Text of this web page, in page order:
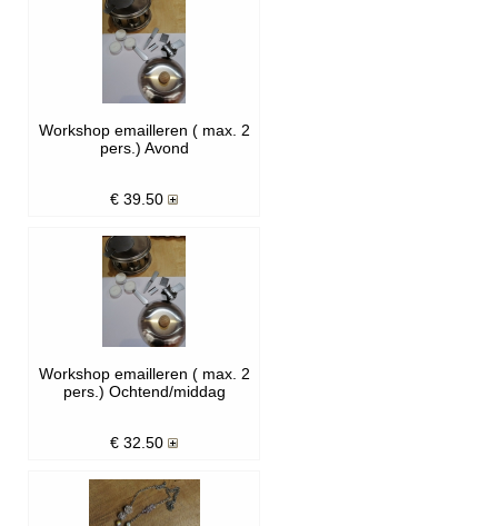
Workshop emailleren ( max. 2
pers.) Avond
€ 39.50
Workshop emailleren ( max. 2
pers.) Ochtend/middag
€ 32.50